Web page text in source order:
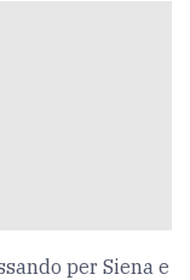
per Siena e